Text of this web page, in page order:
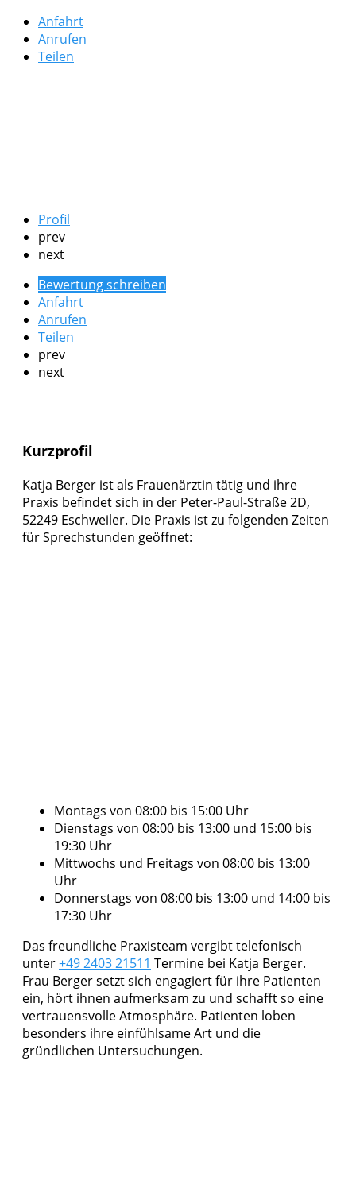
Anfahrt
Anrufen
Teilen
Profil
prev
next
Bewertung schreiben
Anfahrt
Anrufen
Teilen
prev
next
Kurzprofil
Katja Berger ist als Frauenärztin tätig und ihre
Praxis befindet sich in der Peter-Paul-Straße 2D,
52249 Eschweiler. Die Praxis ist zu folgenden Zeiten
für Sprechstunden geöffnet:
Montags von 08:00 bis 15:00 Uhr
Dienstags von 08:00 bis 13:00 und 15:00 bis
19:30 Uhr
Mittwochs und Freitags von 08:00 bis 13:00
Uhr
Donnerstags von 08:00 bis 13:00 und 14:00 bis
17:30 Uhr
Das freundliche Praxisteam vergibt telefonisch
unter+49 2403 21511 Termine bei Katja Berger.
Frau Berger setzt sich engagiert für ihre Patienten
ein, hört ihnen aufmerksam zu und schafft so eine
vertrauensvolle Atmosphäre. Patienten loben
besonders ihre einfühlsame Art und die
gründlichen Untersuchungen.